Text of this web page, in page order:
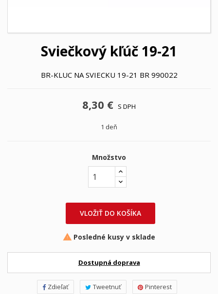
Sviečkový kľúč 19-21
BR-KLUC NA SVIECKU 19-21 BR 990022
8,30 € S DPH
1 deň
Množstvo
VLOŽIŤ DO KOŠÍKA
 Posledné kusy v sklade
Dostupná doprava
Zdieľať Tweetnuť Pinterest